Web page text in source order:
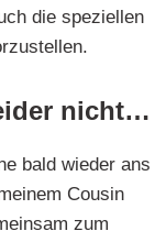
die speziellen
nicht…
bald wieder ans
Cousin
zum